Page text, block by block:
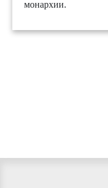
монархии.